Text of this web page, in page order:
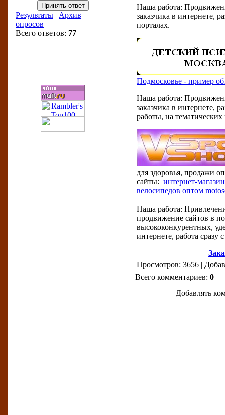
Результаты | Архив
опросов
Всего ответов: 77
Наша работа:
заказчика в интернете,
порталах.
Подмосковье - пример
Наша работа:
заказчика в интернете,
работы, на
для здоровья, продажи
сайты: интернет-
велосипедов оптом
Наша работа:
продвижение сайтов в
высококонкурентных,
интернете, работа сразу
Просмотров: 3656 |
Всего комментариев: 0
Добавлять